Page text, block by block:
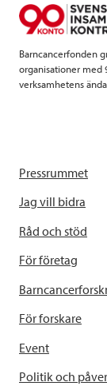
Barncancerfonden
organisationer med
verksamhetens
Pressrummet
Jag vill bidra
Råd och stöd
För företag
För forskare
Event
Politik och